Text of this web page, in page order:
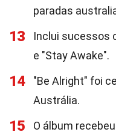
paradas
13
Inclui sucessos
e "Stay Awake".
14
"Be Alright" foi
Austrália.
15 O álbum